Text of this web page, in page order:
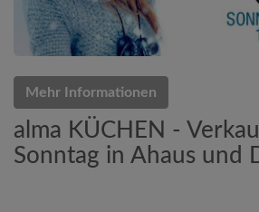
Mehr Informationen
alma KÜCHEN -
Sonntag in Ahaus und